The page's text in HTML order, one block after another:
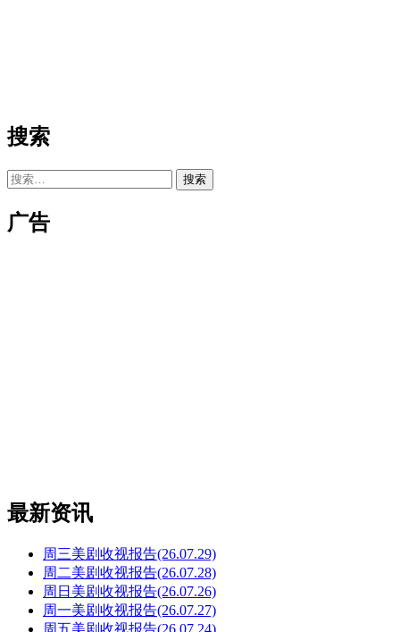
搜索
搜
广告
最新资讯
周三美剧收视报告(26.07.29)
周二美剧收视报告(26.07.28)
周日美剧收视报告(26.07.26)
周一美剧收视报告(26.07.27)